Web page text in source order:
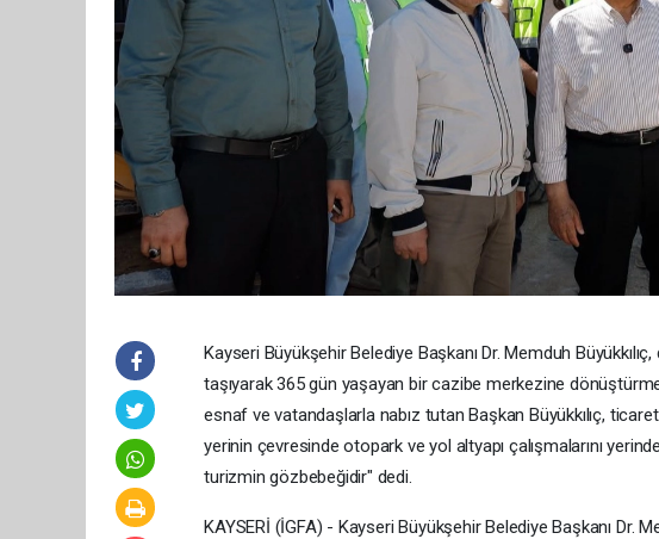
Kayseri Büyükşehir Belediye Başkanı Dr. Memduh
taşıyarak 365 gün yaşayan bir cazibe merkezine
esnaf ve vatandaşlarla nabız tutan Başkan Büyükkılıç,
yerinin çevresinde otopark ve yol altyapı çalışmalarını
turizmin gözbebeğidir" dedi.
KAYSERİ (İGFA) - Kayseri Büyükşehir Belediye Başkanı Dr.